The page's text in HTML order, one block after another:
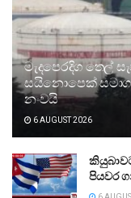
මැදපෙරදිග තෙල්
සයිනොපෙක්
නංවයි
6 AUGUST 2026
පියවර